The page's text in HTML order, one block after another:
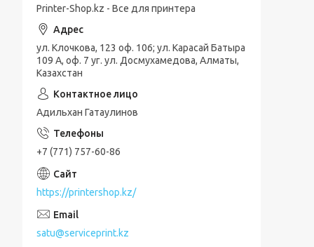
Printer-Shop.kz - Все для принтера
ул. Клочкова, 123 оф. 106; ул. Карасай Батыра
109 А, оф. 7 уг. ул. Досмухамедова, Алматы,
Казахстан
Адильхан Гатаулинов
+7 (771) 757-60-86
https://printershop.kz/
satu@serviceprint.kz